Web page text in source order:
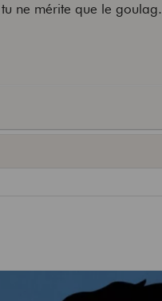
ne mérite que le goulag.